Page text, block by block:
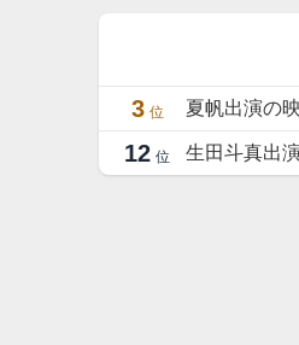
3 位 夏帆出演の
12 位 生田斗真出